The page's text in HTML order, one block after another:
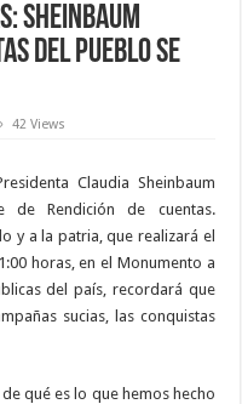
Sheinbaum
del pueblo se
42 Views
Claudia Sheinbaum
Rendición de cuentas.
y a la patria, que realizará el
horas, en el Monumento a
del país, recordará que
sucias, las conquistas
qué es lo que hemos hecho